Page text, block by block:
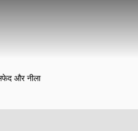
और नीला